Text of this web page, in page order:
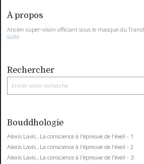
À propos
Ancien super-vilain officiant sous le masque du
suite
Rechercher
Bouddhologie
Alexis Lavis , La conscience à l'épreuve de l'éveil - 1
Alexis Lavis , La conscience à l'épreuve de l'éveil - 2
Alexis Lavis , La conscience à l'épreuve de l'éveil - 3